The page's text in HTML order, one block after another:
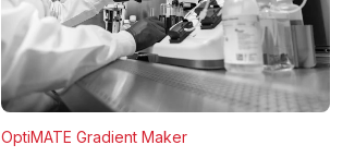
OptiMATE Gradient Maker